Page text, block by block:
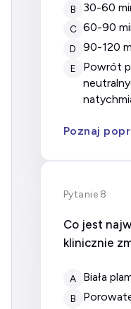
B 30-60
C 60-90
D 90-120
E
powrót pH do wartości
Poznaj
Pytanie 8
Co jest
klinicznie
A biała
B